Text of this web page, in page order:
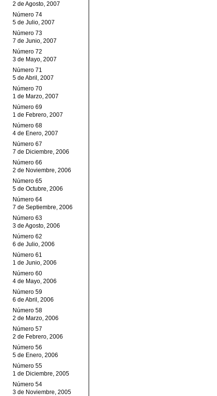
2 de Agosto, 2007
Número 74
5 de Julio, 2007
Número 73
7 de Junio, 2007
Número 72
3 de Mayo, 2007
Número 71
5 de Abril, 2007
Número 70
1 de Marzo, 2007
Número 69
1 de Febrero, 2007
Número 68
4 de Enero, 2007
Número 67
7 de Diciembre, 2006
Número 66
2 de Noviembre, 2006
Número 65
5 de Octubre, 2006
Número 64
7 de Septiembre, 2006
Número 63
3 de Agosto, 2006
Número 62
6 de Julio, 2006
Número 61
1 de Junio, 2006
Número 60
4 de Mayo, 2006
Número 59
6 de Abril, 2006
Número 58
2 de Marzo, 2006
Número 57
2 de Febrero, 2006
Número 56
5 de Enero, 2006
Número 55
1 de Diciembre, 2005
Número 54
3 de Noviembre, 2005